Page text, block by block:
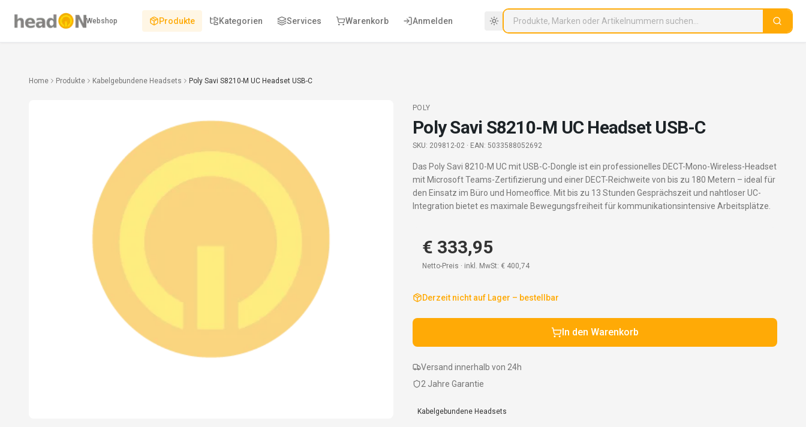
Webshop Produkte Kategorien Services Warenkorb Anmelden
Home Produkte Kabelgebundene Headsets Poly Savi S8210-M UC Headset USB-C
POLY
Poly Savi S8210-M UC Headset USB-C
SKU: 209812-02 · EAN: 5033588052692
Das Poly Savi 8210-M UC mit USB-C-Dongle ist ein professionelles DECT-Mono-Wireless-Headset
mit Microsoft Teams-Zertifizierung und einer DECT-Reichweite von bis zu 180 Metern – ideal für
den Einsatz im Büro und Homeoffice. Mit bis zu 13 Stunden Gesprächszeit und nahtloser UC-
Integration bietet es maximale Bewegungsfreiheit für kommunikationsintensive Arbeitsplätze.
€ 333,95
Netto-Preis · inkl. MwSt: € 400,74
Derzeit nicht auf Lager – bestellbar
In den Warenkorb
Versand innerhalb von 24h
2 Jahre Garantie
Kabelgebundene Headsets